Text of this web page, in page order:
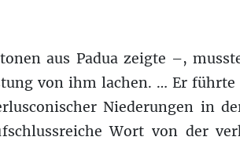
aus Padua zeigte –,
von ihm lachen. … Er
Niederungen in
Wort von der